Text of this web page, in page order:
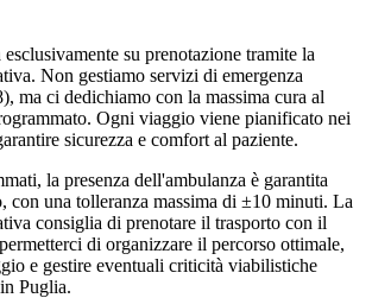
su prenotazione tramite la
Non gestiamo servizi di emergenza
ma ci dedichiamo con la massima cura al
Ogni viaggio viene pianificato nei
sicurezza e comfort al paziente.
la presenza dell'ambulanza è garantita
con una tolleranza massima di ±10 minuti. La
consiglia di prenotare il trasporto con il
di organizzare il percorso ottimale,
e gestire eventuali criticità viabilistiche
Puglia.